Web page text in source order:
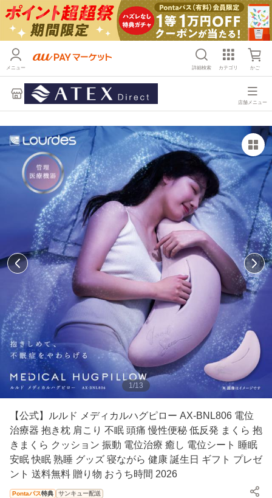
メニュー 詳細検索 カテゴリ かご
店舗メニュー
1/13
【公式】ルルド メディカルハグピロー AX-BNL806 電位
治療器 抱き枕 肩こり 不眠 頭痛 慢性便秘 低反発 まくら 抱
きまくら クッション 振動 電位治療 癒し 電位シート 睡眠
安眠 快眠 熟睡 グッズ 寝ながら 健康 誕生日 ギフト プレゼ
ント 送料無料 贈り物 おうち時間 2026
Pontaパス特典 サンキュー配送